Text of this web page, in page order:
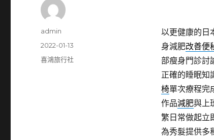
以更健康的日
身減肥改善便
部瘦身門診討
正確的睡眠知
椅單次療程完
作品減肥與上
繁日常做起立
為秀髮提供多
作
admin
發
佈
2022-01-13
分
喜鴻旅行社